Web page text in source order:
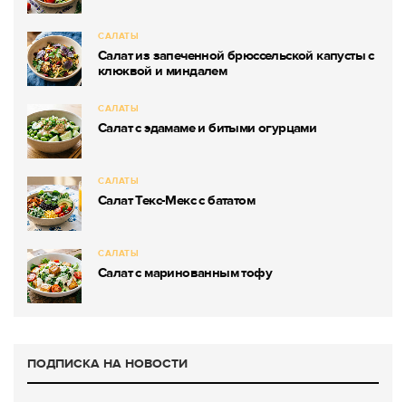
САЛАТЫ
Салат из запеченной брюссельской капусты с
клюквой и миндалем
САЛАТЫ
Салат с эдамаме и битыми огурцами
САЛАТЫ
Салат Текс-Мекс с бататом
САЛАТЫ
Салат с маринованным тофу
ПОДПИСКА НА НОВОСТИ